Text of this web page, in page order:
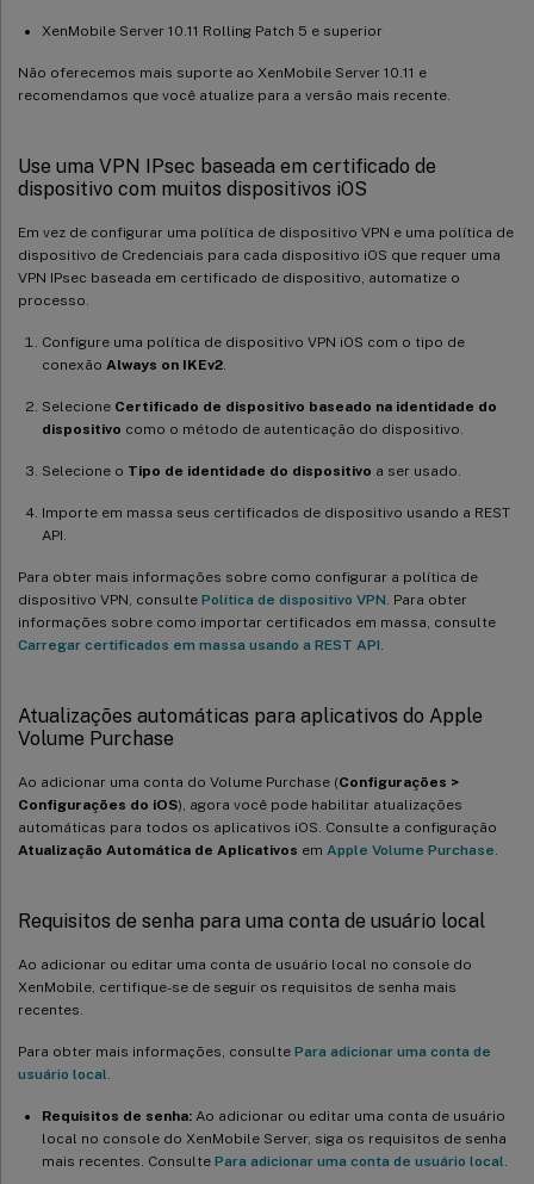
XenMobile Server 10.11 Rolling Patch 5 e superior
Não oferecemos mais suporte ao XenMobile Server 10.11 e
recomendamos que você atualize para a versão mais recente.
Use uma VPN IPsec baseada em certificado de
dispositivo com muitos dispositivos iOS
Em vez de configurar uma política de dispositivo VPN e uma política de
dispositivo de Credenciais para cada dispositivo iOS que requer uma
VPN IPsec baseada em certificado de dispositivo, automatize o
processo.
Configure uma política de dispositivo VPN iOS com o tipo de
conexão Always on IKEv2.
Selecione Certificado de dispositivo baseado na identidade do
dispositivo como o método de autenticação do dispositivo.
Selecione o Tipo de identidade do dispositivo a ser usado.
Importe em massa seus certificados de dispositivo usando a REST
API.
Para obter mais informações sobre como configurar a política de
dispositivo VPN, consulte Política de dispositivo VPN. Para obter
informações sobre como importar certificados em massa, consulte
Carregar certificados em massa usando a REST API.
Atualizações automáticas para aplicativos do Apple
Volume Purchase
Ao adicionar uma conta do Volume Purchase (Configurações >
Configurações do iOS), agora você pode habilitar atualizações
automáticas para todos os aplicativos iOS. Consulte a configuração
Atualização Automática de Aplicativos em Apple Volume Purchase.
Requisitos de senha para uma conta de usuário local
Ao adicionar ou editar uma conta de usuário local no console do
XenMobile, certifique-se de seguir os requisitos de senha mais
recentes.
Para obter mais informações, consulte Para adicionar uma conta de
usuário local.
Requisitos de senha: Ao adicionar ou editar uma conta de usuário
local no console do XenMobile Server, siga os requisitos de senha
mais recentes. Consulte Para adicionar uma conta de usuário local.